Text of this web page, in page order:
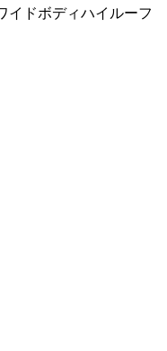
イドボディハイルーフ